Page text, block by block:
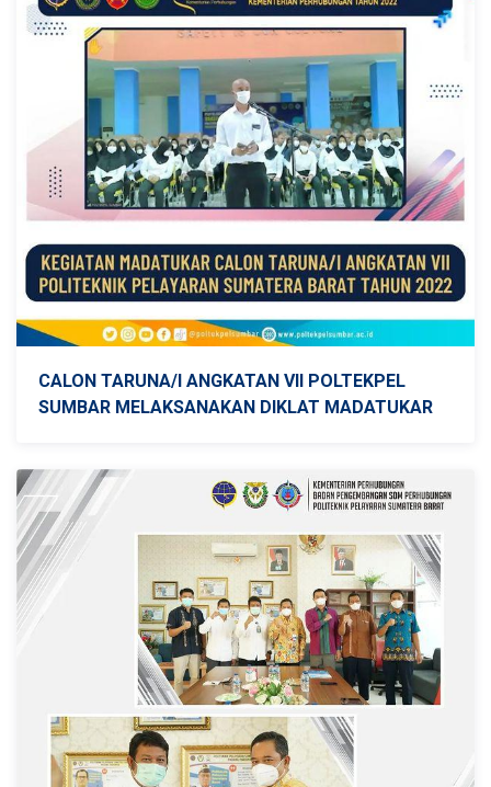
CALON TARUNA/I ANGKATAN VII POLTEKPEL
SUMBAR MELAKSANAKAN DIKLAT MADATUKAR